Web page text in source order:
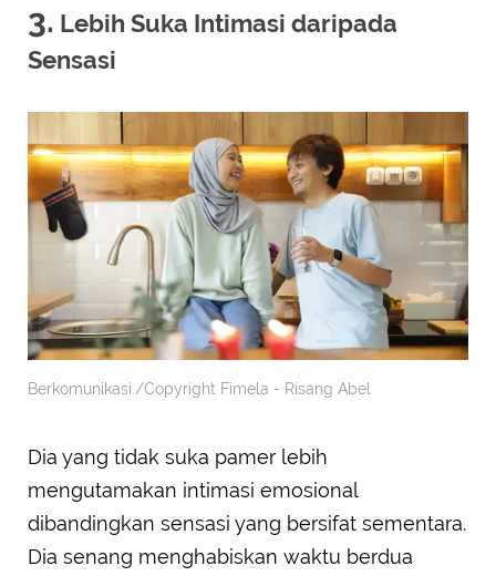
3. Lebih Suka Intimasi daripada
Sensasi
Berkomunikasi./Copyright Fimela - Risang Abel
Dia yang tidak suka pamer lebih
mengutamakan intimasi emosional
dibandingkan sensasi yang bersifat sementara.
Dia senang menghabiskan waktu berdua